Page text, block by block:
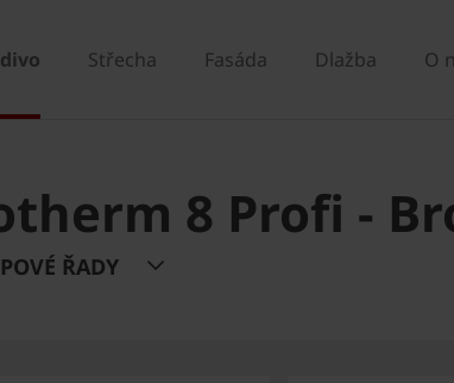
Střecha Fasáda Dlažba O
8 Profi -
ŘADY